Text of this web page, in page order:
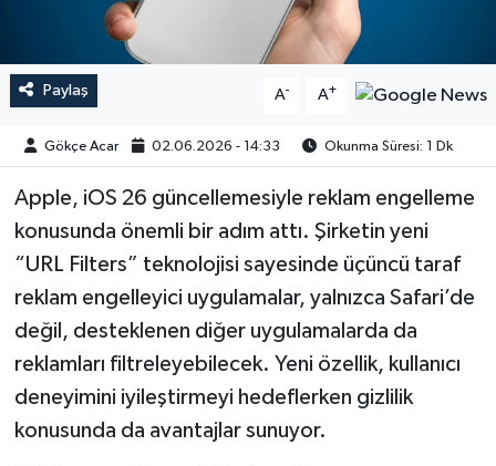
Paylaş A- A+
Gökçe Acar 02.06.2026 - 14:33 Okunma Süresi: 1 Dk
Apple, iOS 26 güncellemesiyle reklam engelleme
konusunda önemli bir adım attı. Şirketin yeni
“URL Filters” teknolojisi sayesinde üçüncü taraf
reklam engelleyici uygulamalar, yalnızca Safari’de
değil, desteklenen diğer uygulamalarda da
reklamları filtreleyebilecek. Yeni özellik, kullanıcı
deneyimini iyileştirmeyi hedeflerken gizlilik
konusunda da avantajlar sunuyor.